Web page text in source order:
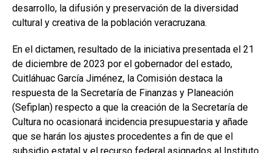
desarrollo, la difusión y preservación de la diversidad
cultural y creativa de la población veracruzana.
En el dictamen, resultado de la iniciativa presentada el 21
de diciembre de 2023 por el gobernador del estado,
Cuitláhuac García Jiménez, la Comisión destaca la
respuesta de la Secretaría de Finanzas y Planeación
(Sefiplan) respecto a que la creación de la Secretaría de
Cultura no ocasionará incidencia presupuestaria y añade
que se harán los ajustes procedentes a fin de que el